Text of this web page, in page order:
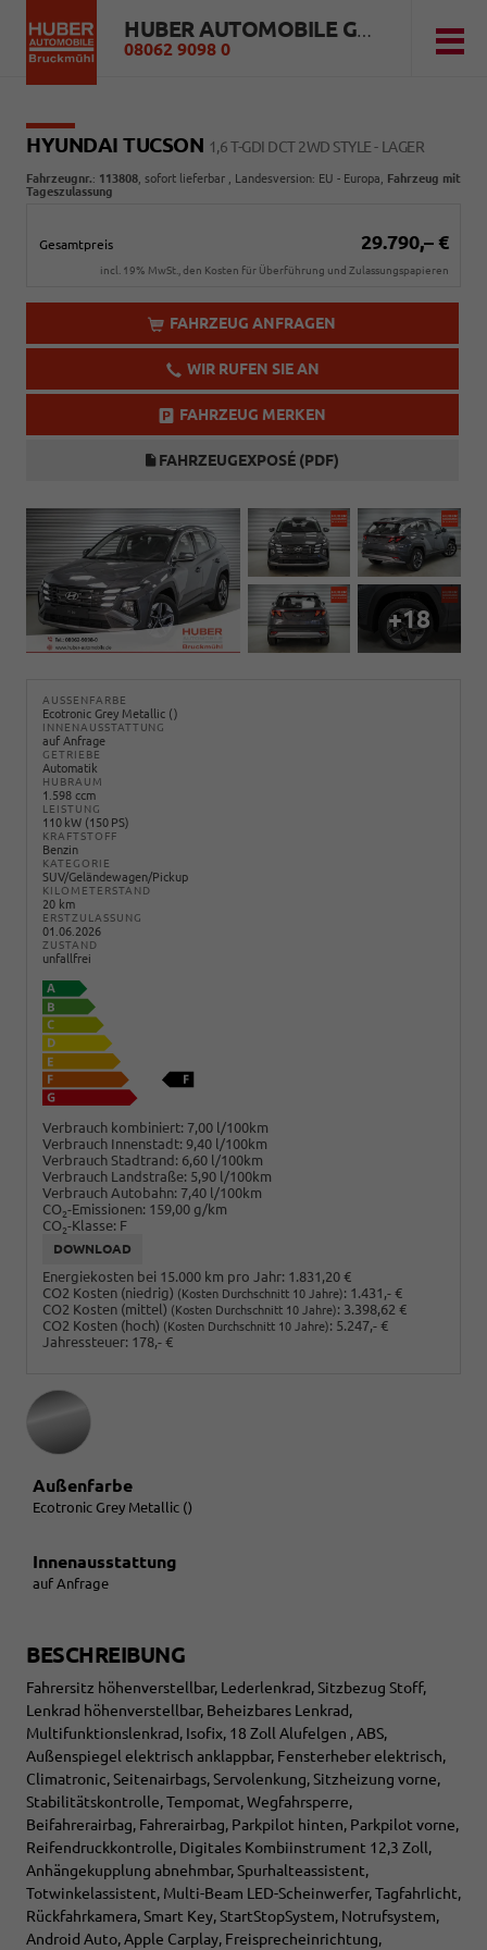
HUBER AUTOMOBILE GMBH
08062 9098 0
HYUNDAI TUCSON 1,6 T-GDI DCT 2WD STYLE - LAGER
Fahrzeugnr.: 113808 sofort lieferbar , Landesversion: EU - Europa, Fahrzeug mit
Tageszulassung
Gesamtpreis 29.790,– €
incl. 19% MwSt., den Kosten für Überführung und Zulassungspapieren
FAHRZEUG ANFRAGEN
WIR RUFEN SIE AN
FAHRZEUG MERKEN
FAHRZEUGEXPOSÉ (PDF)
+18
AUSSENFARBE
Ecotronic Grey Metallic ()
INNENAUSSTATTUNG
auf Anfrage
GETRIEBE
Automatik
HUBRAUM
1.598 ccm
LEISTUNG
110 kW (150 PS)
KRAFTSTOFF
Benzin
KATEGORIE
SUV/Geländewagen/Pickup
KILOMETERSTAND
20 km
ERSTZULASSUNG
01.06.2026
ZUSTAND
unfallfrei
Verbrauch kombiniert: 7,00 l/100km
Verbrauch Innenstadt: 9,40 l/100km
Verbrauch Stadtrand: 6,60 l/100km
Verbrauch Landstraße: 5,90 l/100km
Verbrauch Autobahn: 7,40 l/100km
CO2-Emissionen: 159,00 g/km
CO2-Klasse: F
DOWNLOAD
Energiekosten bei 15.000 km pro Jahr: 1.831,20 €
CO2 Kosten (niedrig) (Kosten Durchschnitt 10 Jahre): 1.431,- €
CO2 Kosten (mittel) (Kosten Durchschnitt 10 Jahre): 3.398,62 €
CO2 Kosten (hoch) (Kosten Durchschnitt 10 Jahre): 5.247,- €
Jahressteuer: 178,- €
Außenfarbe
Ecotronic Grey Metallic ()
Innenausstattung
auf Anfrage
BESCHREIBUNG
Fahrersitz höhenverstellbar, Lederlenkrad, Sitzbezug Stoff,
Lenkrad höhenverstellbar, Beheizbares Lenkrad,
Multifunktionslenkrad, Isofix, 18 Zoll Alufelgen , ABS,
Außenspiegel elektrisch anklappbar, Fensterheber elektrisch,
Climatronic, Seitenairbags, Servolenkung, Sitzheizung vorne,
Stabilitätskontrolle, Tempomat, Wegfahrsperre,
Beifahrerairbag, Fahrerairbag, Parkpilot hinten, Parkpilot vorne,
Reifendruckkontrolle, Digitales Kombiinstrument 12,3 Zoll,
Anhängekupplung abnehmbar, Spurhalteassistent,
Totwinkelassistent, Multi-Beam LED-Scheinwerfer, Tagfahrlicht,
Rückfahrkamera, Smart Key, StartStopSystem, Notrufsystem,
Android Auto, Apple Carplay, Freisprecheinrichtung,